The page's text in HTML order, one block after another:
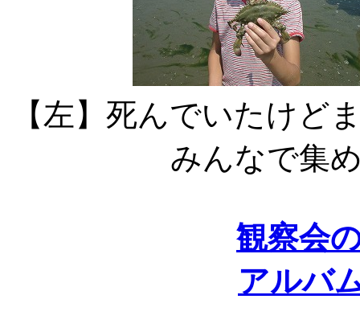
【左】死んでいたけ
みんなで集
観察会
アルバ